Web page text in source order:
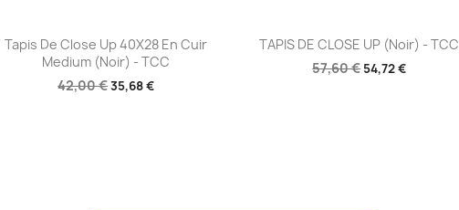
Aperçu rapide
Tapis De Close Up 40X28 En Cuir
Medium (Noir) - TCC
42,00 €35,68 €
Aperçu rapide
TAPIS DE CLOSE UP (Noir) - TCC
57,60 € 54,72 €